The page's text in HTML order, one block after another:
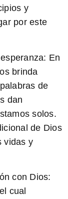
y
por este
: En
brinda
de
dan
solos.
de Dios
vidas y
con Dios:
cual